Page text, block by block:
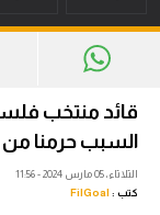
أخبار
ميركاتو
فانتازي في الجول
قائد منتخب
السبب حرمنا
الثلاثاء، 05 مارس 2024 - 11:56
كتب : FilGoal